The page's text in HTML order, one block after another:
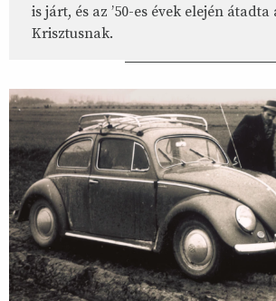
is járt, és az ’50-es évek elején átadta
Krisztusnak.